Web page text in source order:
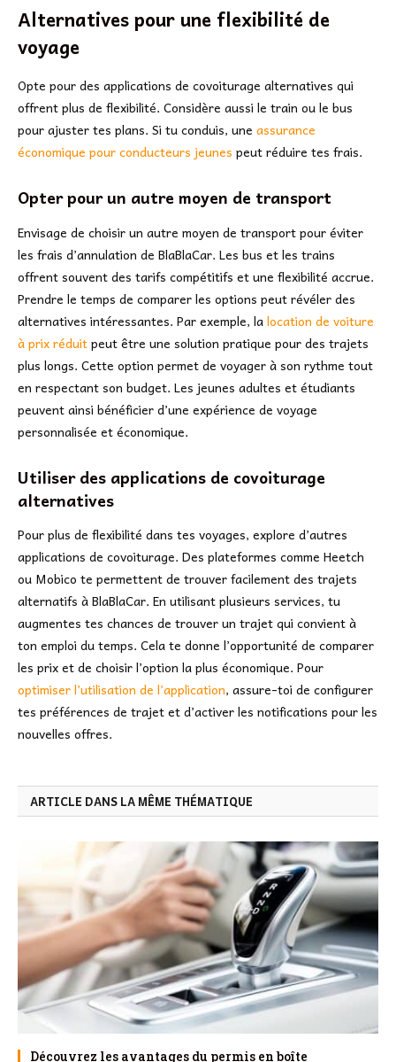
Alternatives pour une flexibilité de
voyage
Opte pour des applications de covoiturage alternatives qui
offrent plus de flexibilité. Considère aussi le train ou le bus
pour ajuster tes plans. Si tu conduis, une assurance
économique pour conducteurs jeunes peut réduire tes frais.
Opter pour un autre moyen de transport
Envisage de choisir un autre moyen de transport pour éviter
les frais d’annulation de BlaBlaCar. Les bus et les trains
offrent souvent des tarifs compétitifs et une flexibilité accrue.
Prendre le temps de comparer les options peut révéler des
alternatives intéressantes. Par exemple, lalocation de voiture
à prix réduitpeut être une solution pratique pour des trajets
plus longs. Cette option permet de voyager à son rythme tout
en respectant son budget. Les jeunes adultes et étudiants
peuvent ainsi bénéficier d’une expérience de voyage
personnalisée et économique.
Utiliser des applications de covoiturage
alternatives
Pour plus de flexibilité dans tes voyages, explore d’autres
applications de covoiturage. Des plateformes comme Heetch
ou Mobico te permettent de trouver facilement des trajets
alternatifs à BlaBlaCar. En utilisant plusieurs services, tu
augmentes tes chances de trouver un trajet qui convient à
ton emploi du temps. Cela te donne l’opportunité de comparer
les prix et de choisir l’option la plus économique. Pour
optimiser l’utilisation de l’application, assure-toi de configurer
tes préférences de trajet et d’activer les notifications pour les
nouvelles offres.
ARTICLE DANS LA MÊME THÉMATIQUE
Découvrez les avantages du permis en boîte